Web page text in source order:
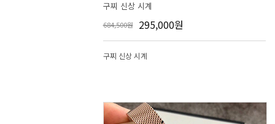
구찌 신상 시계
684,500원 295,000원
구찌 신상 시계